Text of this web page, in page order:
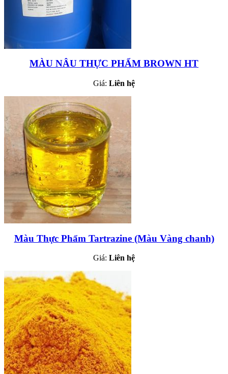
MÀU NÂU THỰC PHẨM BROWN HT
Giá: Liên hệ
Màu Thực Phẩm Tartrazine (Màu Vàng chanh)
Giá: Liên hệ